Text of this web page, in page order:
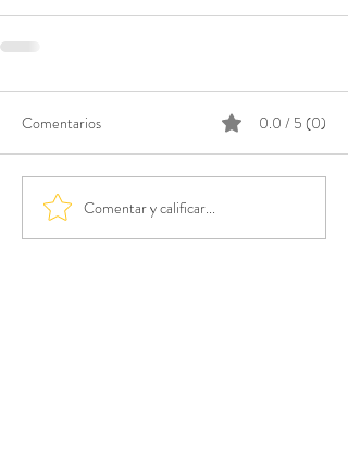
Comentarios 0.0 / 5 (0)
Comentar y calificar...